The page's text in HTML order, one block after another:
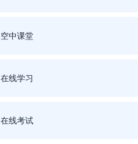
空中课堂
在线学习
在线考试